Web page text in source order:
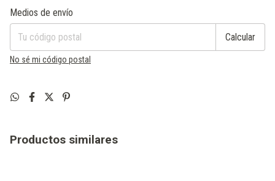
Entregas para el CP:
Medios de envío
Calcular
No sé mi código postal
Productos similares